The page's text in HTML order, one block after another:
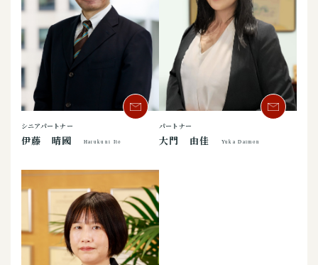
シニアパートナー
伊藤 晴國 Harukuni Ito
パートナー
大門 由佳 Yuka Daimon